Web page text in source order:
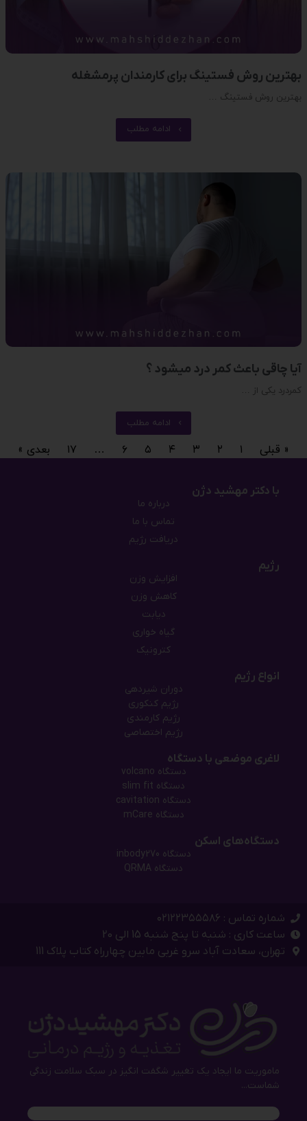
بهترین روش فستینگ برای کارمندان پرمشغله
بهترین روش فستینگ …
ادامه مطلب
آیا چاقی باعث کمر درد میشود ؟
کمردرد یکی از …
ادامه مطلب
« قبلی ۱ ۲ ۳ ۴ ۵ ۶ … ۱۷ بعدی »
با دکتر مهشید دژن
درباره ما
تماس با ما
دریافت رژیم
رژیم
افزایش وزن
کاهش وزن
دیابت
گیاه خواری
کترونیک
انواع رژیم
دوران شیردهی
رژیم کنکوری
رژیم کارمندی
رژیم اختصاصی
لاغری موضعی با دستگاه
دستگاه‌ volcano
دستگاه‌ slim fit
دستگاه cavitation
دستگاه mCare
دستگاه‌های اسکن
دستگاه inbody270
دستگاه QRMA
شماره تماس : ۰۲۱۲۲۳۵۵۵۸۶
ساعت کاری : شنبه تا پنج شنبه 15 الی 20
تهران، سعادت آباد سرو غربی مابین چهارراه کتاب پلاک 111
ماموریت ما ایجاد یک تغییر شگفت انگیز در سبک سلامت زندگی
شماست...